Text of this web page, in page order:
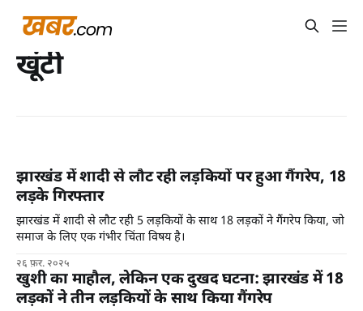
खूंटी
झारखंड में शादी से लौट रही लड़कियों पर हुआ गैंगरेप, 18
लड़के गिरफ्तार
झारखंड में शादी से लौट रही 5 लड़कियों के साथ 18 लड़कों ने गैंगरेप किया, जो
समाज के लिए एक गंभीर चिंता विषय है।
२६ फ़र. २०२५
खुशी का माहौल, लेकिन एक दुखद घटना: झारखंड में 18
लड़कों ने तीन लड़कियों के साथ किया गैंगरेप